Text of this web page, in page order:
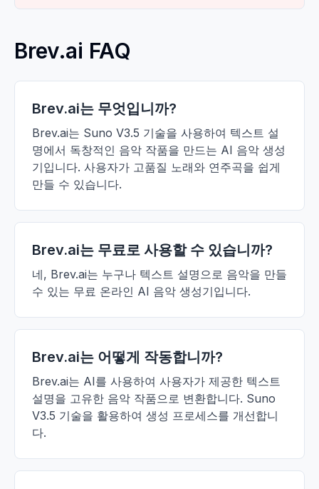
Brev.ai FAQ
Brev.ai는 무엇입니까?
Brev.ai는 Suno V3.5 기술을 사용하여 텍스트 설
명에서 독창적인 음악 작품을 만드는 AI 음악 생성
기입니다. 사용자가 고품질 노래와 연주곡을 쉽게
만들 수 있습니다.
Brev.ai는 무료로 사용할 수 있습니까?
네, Brev.ai는 누구나 텍스트 설명으로 음악을 만들
수 있는 무료 온라인 AI 음악 생성기입니다.
Brev.ai는 어떻게 작동합니까?
Brev.ai는 AI를 사용하여 사용자가 제공한 텍스트
설명을 고유한 음악 작품으로 변환합니다. Suno
V3.5 기술을 활용하여 생성 프로세스를 개선합니
다.